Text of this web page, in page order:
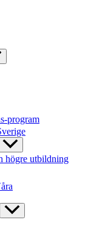
program
högre utbildning